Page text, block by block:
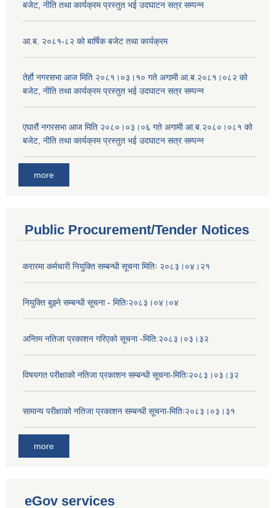
बजेट, नीति तथा कार्यक्रम प्रस्तुत भई उदघाटन सत्र सम्पन्न
आ.ब. २०८१-८२ को बार्षिक बजेट तथा कार्यक्रम
तेर्हौ नगरसभा आज मिति २०८१।०३।१० गते अगामी आ.ब.२०८१।०८२ को
बजेट, नीति तथा कार्यक्रम प्रस्तुत भई उदघाटन सत्र सम्पन्न
एघारौं नगरसभा आज मिति २०८०।०३।०६ गते अगामी आ.ब.२०८०।०८१ को
बजेट, नीति तथा कार्यक्रम प्रस्तुत भई उदघाटन सत्र सम्पन्न
more
Public Procurement/Tender Notices
करारमा कर्मचारी नियुक्ति सम्बन्धी सूचना मितिः २०८३।०४।२१
नियुक्ति बुझ्ने सम्बन्धी सूचना - मितिः२०८३।०४।०४
अन्तिम नतिजा प्रकाशन गरिएको सूचना -मिति:२०८३।०३।३२
विषयगत परीक्षाको नतिजा प्रकाशन सम्बन्धी सूचना-मितिः२०८३।०३।३२
सामान्य परीक्षाको नतिजा प्रकाशन सम्बन्धी सूचना-मितिः२०८३।०३।३१
more
eGov services